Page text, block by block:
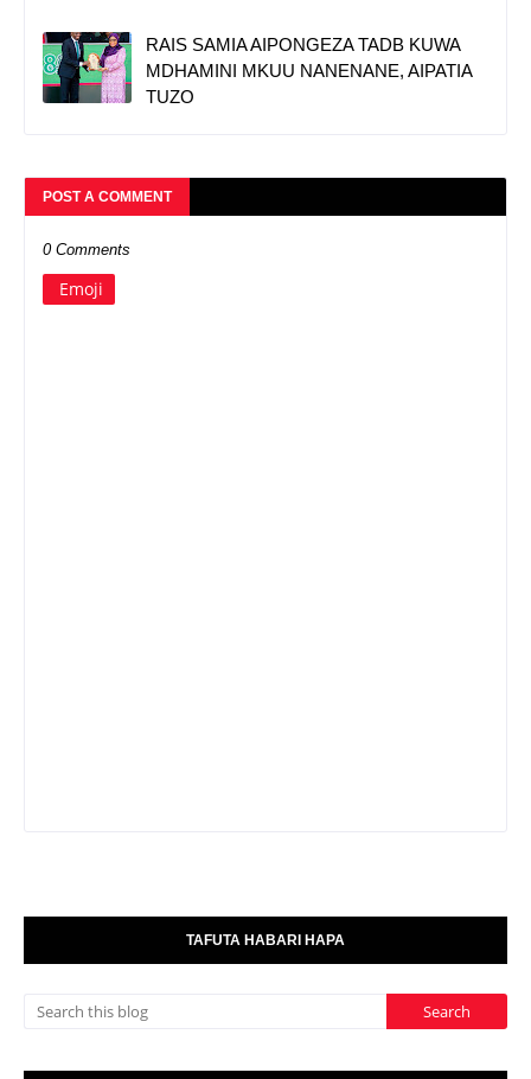
RAIS SAMIA AIPONGEZA TADB KUWA
MDHAMINI MKUU NANENANE, AIPATIA
TUZO
POST A COMMENT
0 Comments
Emoji
TAFUTA HABARI HAPA